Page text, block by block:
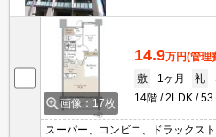
画像：17枚
14.9万円(管理
敷
1ヶ月 礼
14階
2LDK
スーパー、コンビニ、ドラックス